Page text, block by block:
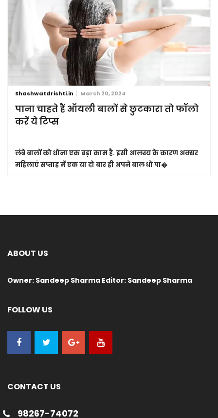
Shashwatdrishti.in March 20, 2024
पाना चाहते हैं ऑयली बालों से छुटकारा तो फॉलो
करें ये टिप्स
लंबे बालों को धोना एक बड़ा काम है. इसी आलस्य के कारण अक्सर
महिलाएं सप्ताह में एक या दो बार ही अपने बाल धो पा�
ABOUT US
Owner: Sandeep Sharma Editor: Sandeep Sharma
FOLLOW US
CONTACT US
98267-74072